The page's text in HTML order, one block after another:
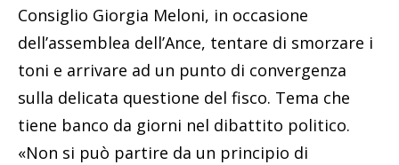
Consiglio Giorgia Meloni, in occasione
dell’assemblea dell’Ance, tentare di smorzare i
toni e arrivare ad un punto di convergenza
sulla delicata questione del fisco. Tema che
tiene banco da giorni nel dibattito politico.
«Non si può partire da un principio di